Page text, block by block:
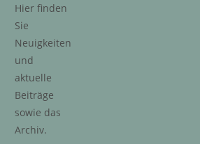
Hier finden
Sie
Neuigkeiten
und
aktuelle
Beiträge
sowie das
Archiv.